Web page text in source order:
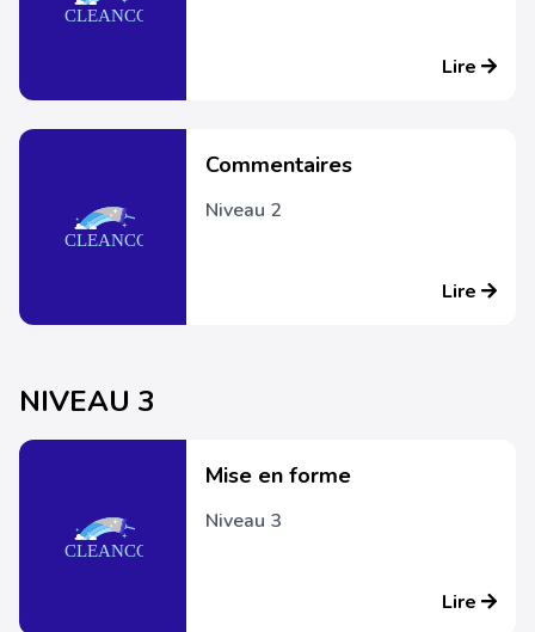
Lire
Commentaires
Niveau 2
Lire
NIVEAU 3
Mise en forme
Niveau 3
Lire